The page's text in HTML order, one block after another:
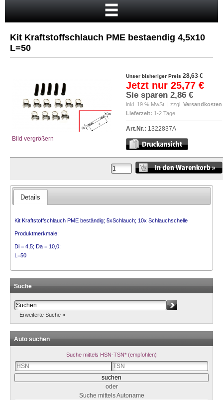
Mein Konto
Anmelden
Kit Kraftstoffschlauch PME bestaendig 4,5x10
L=50
Bild vergrößern
Unser bisheriger Preis 28,63 €
Jetzt nur 25,77 €
Sie sparen 2,86 €
inkl. 19 % MwSt. | zzgl. Versandkosten
Lieferzeit: 1-2 Tage
Art.Nr.: 1322837A
Details
Kit Kraftstoffschlauch PME beständig; 5xSchlauch; 10x Schlauchschelle
Produktmerkmale:
Di = 4,5; Da = 10,0;
L=50
Suche
Erweiterte Suche »
Auto suchen
Suche mittels HSN-TSN* (empfohlen)
oder
Suche mittels Autoname